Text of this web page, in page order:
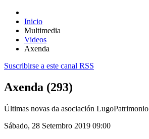
Inicio
Multimedia
Videos
Axenda
Suscribirse a este canal RSS
Axenda (293)
Últimas novas da asociación LugoPatrimonio
Sábado, 28 Setembro 2019 09:00